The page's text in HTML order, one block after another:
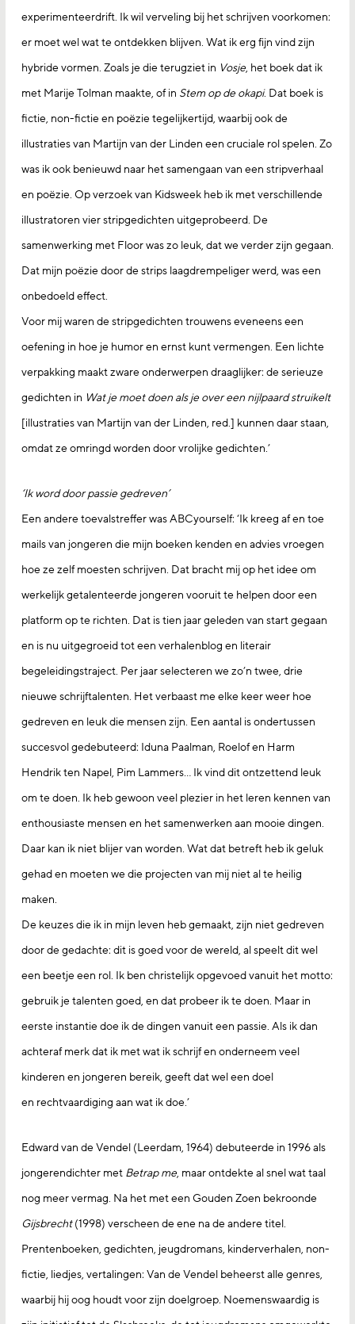
experimenteerdrift. Ik wil verveling bij het schrijven voorkomen:
er moet wel wat te ontdekken blijven. Wat ik erg fijn vind zijn
hybride vormen. Zoals je die terugziet in Vosje, het boek dat ik
met Marije Tolman maakte, of in Stem op de okapi. Dat boek is
fictie, non-fictie en poëzie tegelijkertijd, waarbij ook de
illustraties van Martijn van der Linden een cruciale rol spelen. Zo
was ik ook benieuwd naar het samengaan van een stripverhaal
en poëzie. Op verzoek van Kidsweek heb ik met verschillende
illustratoren vier stripgedichten uitgeprobeerd. De
samenwerking met Floor was zo leuk, dat we verder zijn gegaan.
Dat mijn poëzie door de strips laagdrempeliger werd, was een
onbedoeld effect.
Voor mij waren de stripgedichten trouwens eveneens een
oefening in hoe je humor en ernst kunt vermengen. Een lichte
verpakking maakt zware onderwerpen draaglijker: de serieuze
gedichten in Wat je moet doen als je over een nijlpaard struikelt
[illustraties van Martijn van der Linden, red.] kunnen daar staan,
omdat ze omringd worden door vrolijke gedichten.’
‘Ik word door passie gedreven’
Een andere toevalstreffer was ABCyourself: ‘Ik kreeg af en toe
mails van jongeren die mijn boeken kenden en advies vroegen
hoe ze zelf moesten schrijven. Dat bracht mij op het idee om
werkelijk getalenteerde jongeren vooruit te helpen door een
platform op te richten. Dat is tien jaar geleden van start gegaan
en is nu uitgegroeid tot een verhalenblog en literair
begeleidingstraject. Per jaar selecteren we zo’n twee, drie
nieuwe schrijftalenten. Het verbaast me elke keer weer hoe
gedreven en leuk die mensen zijn. Een aantal is ondertussen
succesvol gedebuteerd: Iduna Paalman, Roelof en Harm
Hendrik ten Napel, Pim Lammers… Ik vind dit ontzettend leuk
om te doen. Ik heb gewoon veel plezier in het leren kennen van
enthousiaste mensen en het samenwerken aan mooie dingen.
Daar kan ik niet blijer van worden. Wat dat betreft heb ik geluk
gehad en moeten we die projecten van mij niet al te heilig
maken.
De keuzes die ik in mijn leven heb gemaakt, zijn niet gedreven
door de gedachte: dit is goed voor de wereld, al speelt dit wel
een beetje een rol. Ik ben christelijk opgevoed vanuit het motto:
gebruik je talenten goed, en dat probeer ik te doen. Maar in
eerste instantie doe ik de dingen vanuit een passie. Als ik dan
achteraf merk dat ik met wat ik schrijf en onderneem veel
kinderen en jongeren bereik, geeft dat wel een doel
en rechtvaardiging aan wat ik doe.’
Edward van de Vendel (Leerdam, 1964) debuteerde in 1996 als
jongerendichter met Betrap me, maar ontdekte al snel wat taal
nog meer vermag. Na het met een Gouden Zoen bekroonde
Gijsbrecht(1998) verscheen de ene na de andere titel.
Prentenboeken, gedichten, jeugdromans, kinderverhalen, non-
fictie, liedjes, vertalingen: Van de Vendel beheerst alle genres,
waarbij hij oog houdt voor zijn doelgroep. Noemenswaardig is